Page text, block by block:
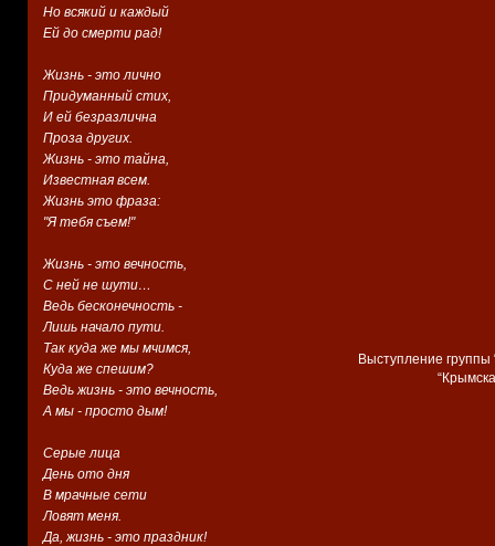
Но всякий и каждый
Ей до смерти рад!
Жизнь - это лично
Придуманный стих,
И ей безразлична
Проза других.
Жизнь - это тайна,
Известная всем.
Жизнь это фраза:
"Я тебя съем!"
Жизнь - это вечность,
С ней не шути…
Ведь бесконечность -
Лишь начало пути.
Так куда же мы мчимся,
Куда же спешим?
Ведь жизнь - это вечность,
А мы - просто дым!
Серые лица
День ото дня
В мрачные сети
Ловят меня.
Да, жизнь - это праздник!
Выступление